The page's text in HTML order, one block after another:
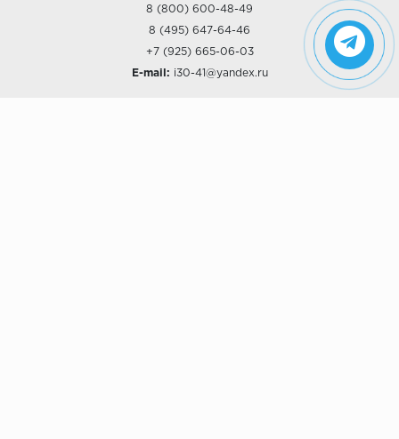
8 (800) 600-48-49
8 (495) 647-64-46
+7 (925) 665-06-03
E-mail: i30-41@yandex.ru